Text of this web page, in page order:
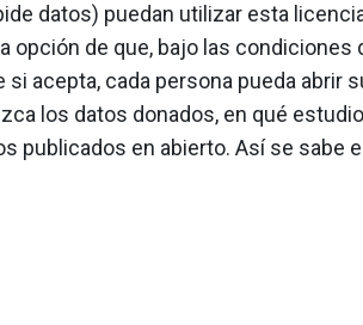
datos) puedan utilizar esta
opción de que, bajo las condiciones
si acepta, cada persona pueda abrir
los datos donados, en qué
publicados en abierto. Así se sabe